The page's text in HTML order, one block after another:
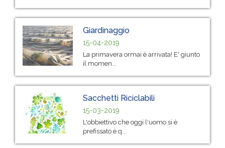
Giardinaggio
15-04-2019
La primavera ormai è arrivata! E' giunto
il momen...
Sacchetti Riciclabili
15-03-2019
L'obbiettivo che oggi l'uomo si è
prefissato è q...